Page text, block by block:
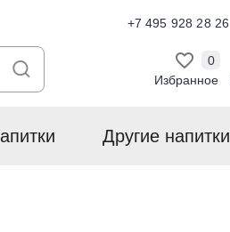
+7 495 928 28 26
Избранное
0
Другие напитки